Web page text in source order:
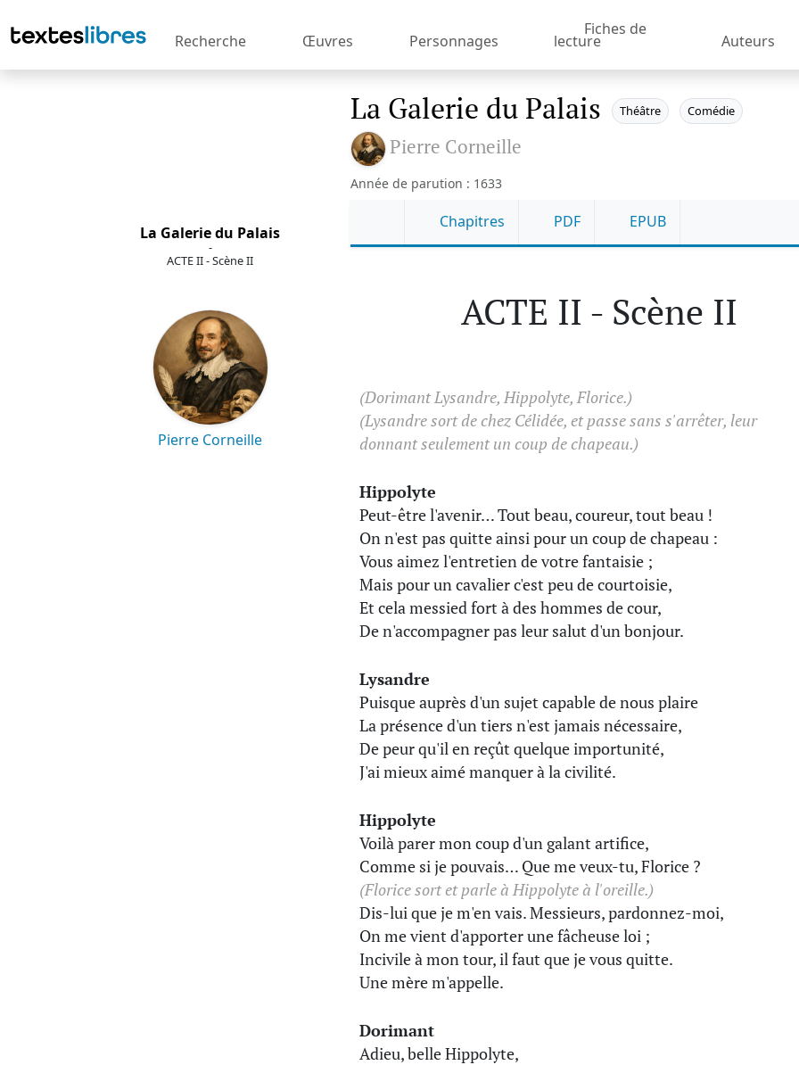
Recherche Œuvres Personnages
Fiches de
lecture Auteurs
La Galerie du Palais
-
ACTE II - Scène II
Pierre Corneille
La Galerie du Palais Théâtre Comédie
Pierre Corneille
Année de parution : 1633
Chapitres PDF EPUB
ACTE II - Scène II
(Dorimant Lysandre, Hippolyte, Florice.)
(Lysandre sort de chez Célidée, et passe sans s'arrêter, leur
donnant seulement un coup de chapeau.)
Hippolyte
Peut-être l'avenir… Tout beau, coureur, tout beau !
On n'est pas quitte ainsi pour un coup de chapeau :
Vous aimez l'entretien de votre fantaisie ;
Mais pour un cavalier c'est peu de courtoisie,
Et cela messied fort à des hommes de cour,
De n'accompagner pas leur salut d'un bonjour.
Lysandre
Puisque auprès d'un sujet capable de nous plaire
La présence d'un tiers n'est jamais nécessaire,
De peur qu'il en reçût quelque importunité,
J'ai mieux aimé manquer à la civilité.
Hippolyte
Voilà parer mon coup d'un galant artifice,
Comme si je pouvais… Que me veux-tu, Florice ?
(Florice sort et parle à Hippolyte à l'oreille.)
Dis-lui que je m'en vais. Messieurs, pardonnez-moi,
On me vient d'apporter une fâcheuse loi ;
Incivile à mon tour, il faut que je vous quitte.
Une mère m'appelle.
Dorimant
Adieu, belle Hippolyte,